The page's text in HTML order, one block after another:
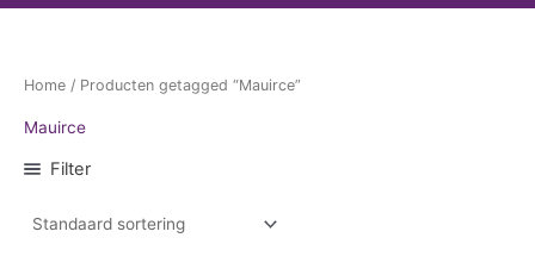
Home / Producten getagged “Mauirce”
Mauirce
Filter